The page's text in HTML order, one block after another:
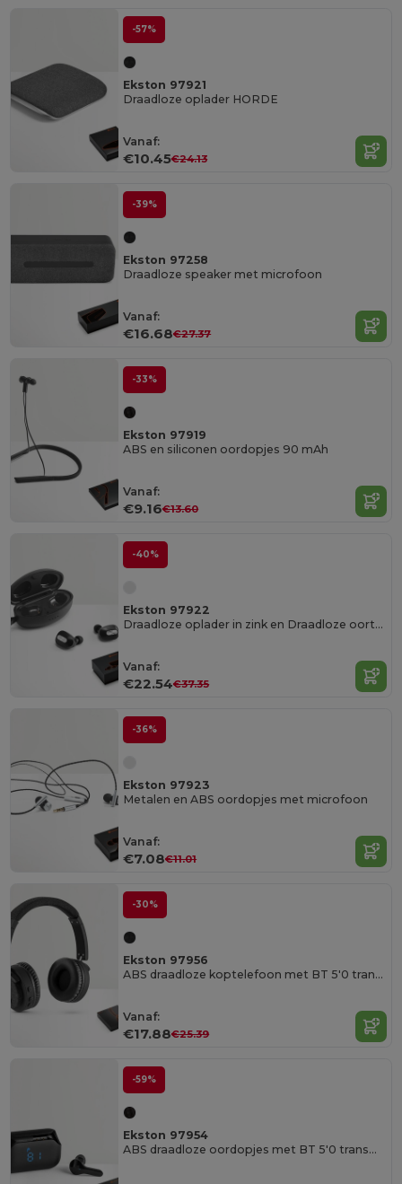
-57%
Ekston 97921
Draadloze oplader HORDE
Vanaf:
€10.45€24.13
-39%
Ekston 97258
Draadloze speaker met microfoon
Vanaf:
€16.68€27.37
-33%
Ekston 97919
ABS en siliconen oordopjes 90 mAh
Vanaf:
€9.16€13.60
-40%
Ekston 97922
Draadloze oplader in zink en Draadloze oortelefoons in metaal en ABSacryl
Vanaf:
€22.54€37.35
-36%
Ekston 97923
Metalen en ABS oordopjes met microfoon
Vanaf:
€7.08€11.01
-30%
Ekston 97956
ABS draadloze koptelefoon met BT 5'0 transmissie
Vanaf:
€17.88€25.39
-59%
Ekston 97954
ABS draadloze oordopjes met BT 5'0 transmissie